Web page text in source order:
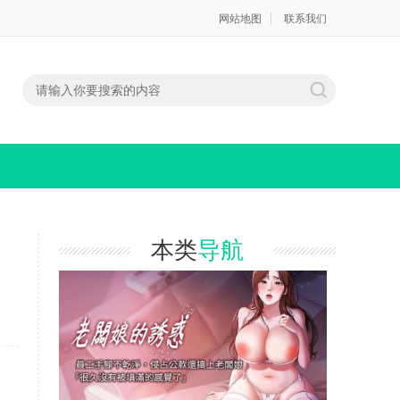
网站地图 联系我们
本类导航